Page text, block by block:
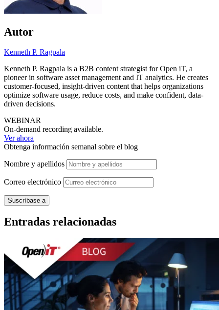
Autor
Kenneth P. Ragpala
Kenneth P. Ragpala is a B2B content strategist for Open iT, a
pioneer in software asset management and IT analytics. He creates
customer-focused, insight-driven content that helps organizations
optimize software usage, reduce costs, and make confident, data-
driven decisions.
WEBINAR
On-demand recording available.
Ver ahora
Obtenga información semanal sobre el blog
Nombre y apellidos
Correo electrónico
Entradas relacionadas